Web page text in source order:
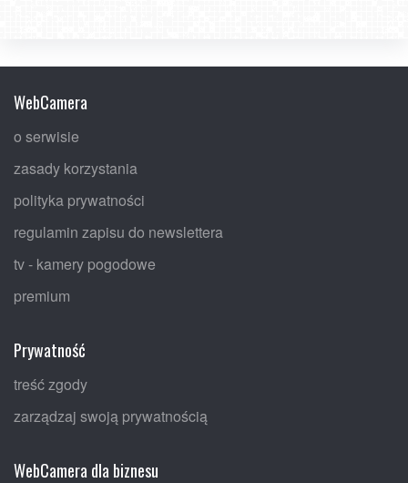
WebCamera
o serwisie
zasady korzystania
polityka prywatności
regulamin zapisu do newslettera
tv - kamery pogodowe
premium
Prywatność
treść zgody
zarządzaj swoją prywatnością
WebCamera dla biznesu